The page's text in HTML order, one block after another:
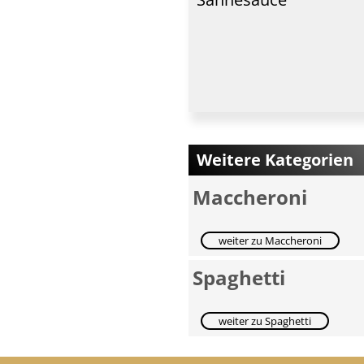
Weitere Kategorien
Maccheroni
weiter zu Maccheroni
Spaghetti
weiter zu Spaghetti